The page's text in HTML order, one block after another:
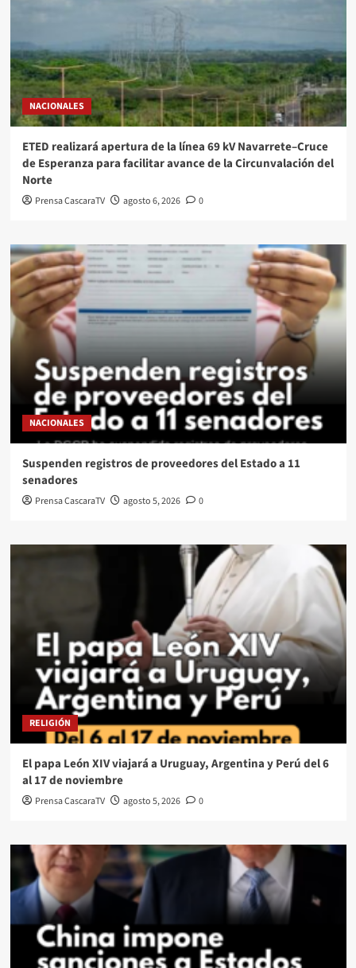
NACIONALES
ETED realizará apertura de la línea 69 kV Navarrete–Cruce
de Esperanza para facilitar avance de la Circunvalación del
Norte
Prensa CascaraTV agosto 6, 2026 0
NACIONALES
Suspenden registros de proveedores del Estado a 11
senadores
Prensa CascaraTV agosto 5, 2026 0
RELIGIÓN
El papa León XIV viajará a Uruguay, Argentina y Perú del 6
al 17 de noviembre
Prensa CascaraTV agosto 5, 2026 0